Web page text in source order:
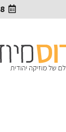
8 August 2026